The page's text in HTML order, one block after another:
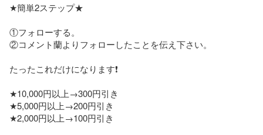
★簡単2ステップ★
①フォローする。
②コメント蘭よりフォローしたことを伝え下さい。
たったこれだけになります❗️
★10,000円以上→300円引き
★5,000円以上→200円引き
★2,000円以上→100円引き